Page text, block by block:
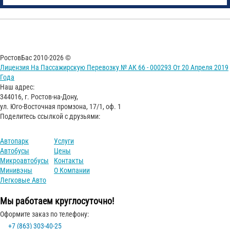
РостовБас 2010-2026 ©
Лицензия На Пассажирскую Перевозку № АК 66 - 000293 От 20 Апреля 2019
Года
Наш адрес:
344016, г. Ростов-на-Дону,
ул. Юго-Восточная промзона, 17/1, оф. 1
Поделитесь ссылкой с друзьями:
Автопарк
Автобусы
Микроавтобусы
Минивэны
Легковые Авто
Услуги
Цены
Контакты
О Компании
Мы работаем круглосуточно!
Оформите заказ по телефону:
+7 (863) 303-40-25